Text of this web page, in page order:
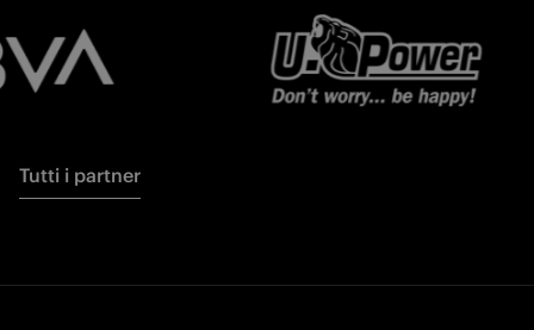
Tutti i partner